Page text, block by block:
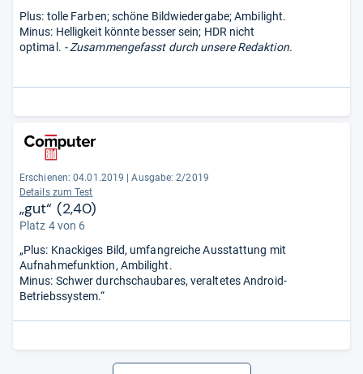
Plus: tolle Farben; schöne Bildwiedergabe; Ambilight.
Minus: Helligkeit könnte besser sein; HDR nicht
optimal. - Zusammengefasst durch unsere Redaktion.
Erschienen: 04.01.2019 | Ausgabe: 2/2019
Details zum Test
„gut“ (2,40)
Platz 4 von 6
„Plus: Knackiges Bild, umfangreiche Ausstattung mit
Aufnahmefunktion, Ambilight.
Minus: Schwer durchschaubares, veraltetes Android-
Betriebssystem.“